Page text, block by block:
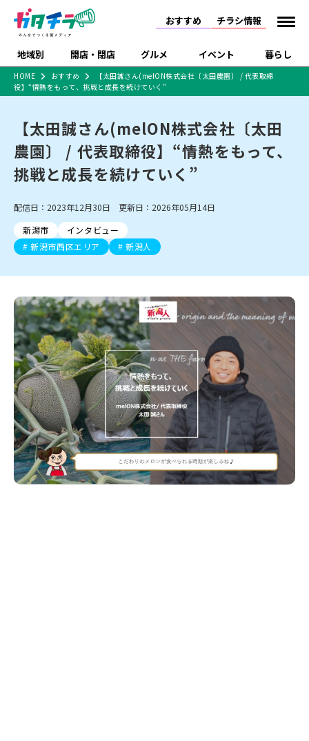
おすすめ チラシ情報
地域別 開店・閉店 グルメ イベント 暮らし
新潟市 下越
中越
佐渡
新潟市中央区 新潟市東区 新潟市西区
新潟市北区
新潟市南区
新潟市江南区 新潟市秋葉区
新潟市西蒲区
村上・関川
新発田・聖籠
胎内・粟島
三条・加茂・田上
五泉・阿賀野・阿賀
燕・弥彦
長岡・見附
小千谷・十日町・津南
魚沼・南魚沼・湯沢
柏崎・刈羽・出雲崎
上越・妙高・糸魚川
開店 閉店
リニューアル・移転 休業 開店まとめ
新潟市・開店
新潟市・閉店
長岡市・開店
長岡市・閉店
上越市・開店
ラーメン・開店
ラーメン・閉店
ラーメン 現地レポート
和食
スイーツ
ご当地グルメ 食べ歩き テイクアウト
季節・期間限定
カフェ
居酒屋・バー 焼肉
パスタ
パン・ベーカリー
タレカツ・豚カツ
デカ盛り・大盛り
旨辛・激辛
定食・町定食 海鮮・鮨
そば・うどん
日本酒・新潟清酒
ワイン・クラフトビール
ケーキ・パフェ
ビアガーデン・暑気払い
忘新年会・歓送迎会
体験・販売 祭り・伝統行事
趣味・展示会
スポーツ
セミナー・講演会 子ども向け 花火大会
入場無料
住宅展示場
完成見学会 学生スポーツ アルビレックス
施設・ショップ
住宅メーカー・工務
店
食品メーカー・県産
習い事・塾 アパレル・雑貨
観光スポット
温泉・入浴
リラクゼーション・整体
スキー場
リユース・買取
病院・クリニック
イオンモール
ラブラ万代・ラブラ2
ビルボードプレイスBP
新潟伊勢丹
ピア万代
リバーサイド千秋
パティオPATIO
特売セール インタビュー
特集・まとめ記事
セツコママ ランキング 新潟人
キャンペーン
開店まとめ
閉店まとめ
ラーメンまとめ
飲食店まとめ
食品スーパー・コンビ
ショッピングモール・
大型施設
ドラッグストア・ホーム
センター
ファッション 生活サービス
冠婚葬祭
習い事・塾 通販・EC イベント
求人
官公庁・自治体
新潟市 チラシ
長岡・見附 チラシ
上越・妙高・糸魚川 チラシ
注目 チラシ
週末セール
火曜セール
オープン・リニューアルセール
周年祭・感謝祭セール
年末・初売りセール
HOME おすすめ
【太田誠さん(melON株式会社〔太田農園〕 / 代表取締
役】“情熱をもって、挑戦と成長を続けていく”
【太田誠さん(melON株式会社〔太田
農園〕 / 代表取締役】“情熱をもって、
挑戦と成長を続けていく”
配信日：2023年12月30日 更新日：2026年05月14日
新潟市
インタビュー
新潟市西区エリア
新潟人